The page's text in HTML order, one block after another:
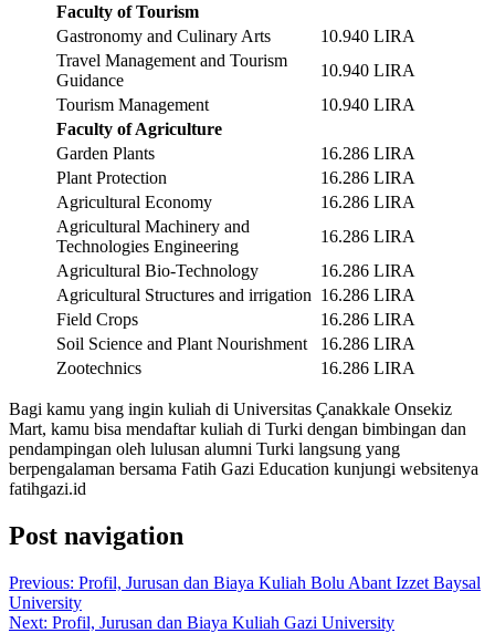
Faculty of Tourism
Gastronomy and Culinary Arts
10.940 LIRA
Travel Management and Tourism
Guidance
10.940 LIRA
Tourism Management
10.940 LIRA
Faculty of Agriculture
Garden Plants
16.286 LIRA
Plant Protection
16.286 LIRA
Agricultural Economy
16.286 LIRA
Agricultural Machinery and
Technologies Engineering
16.286 LIRA
Agricultural Bio-Technology
16.286 LIRA
Agricultural Structures and irrigation 16.286 LIRA
Field Crops
16.286 LIRA
Soil Science and Plant Nourishment
16.286 LIRA
Zootechnics
16.286 LIRA
Bagi kamu yang ingin kuliah di Universitas Çanakkale Onsekiz
Mart, kamu bisa mendaftar kuliah di Turki dengan bimbingan dan
pendampingan oleh lulusan alumni Turki langsung yang
berpengalaman bersama Fatih Gazi Education kunjungi websitenya
fatihgazi.id
Post navigation
Previous: Profil, Jurusan dan Biaya Kuliah Bolu Abant Izzet Baysal
University
Next: Profil, Jurusan dan Biaya Kuliah Gazi University